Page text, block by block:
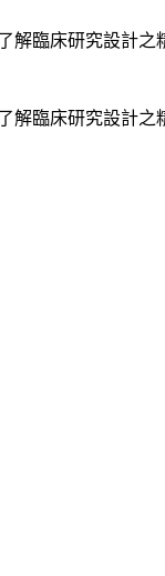
解臨床研究設計之
解臨床研究設計之